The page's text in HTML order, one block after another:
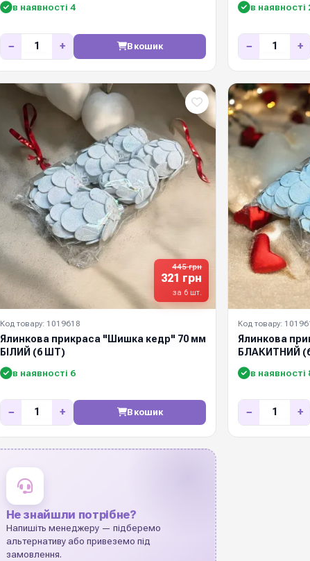
в наявності 4
− + В кошик
в наявності
− +
445 грн
321 грн
за 6 шт.
Код товару: 1019618
Ялинкова прикраса "Шишка кедр" 70 мм
БІЛИЙ (6 ШТ)
в наявності 6
− + В кошик
Код товару:
Ялинкова
БЛАКИТНИЙ
в наявності
− +
Не знайшли потрібне?
Напишіть менеджеру — підберемо
альтернативу або привеземо під
замовлення.